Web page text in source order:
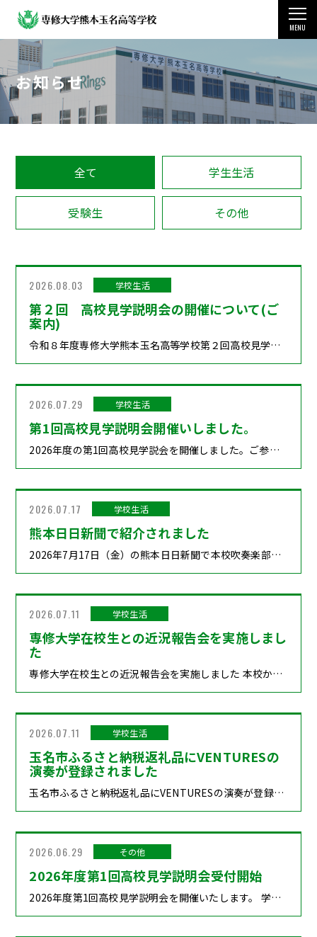
MENU
TOP
学校案内
教育・学科・コース
学生生活
受験をお考えの方
その他の情報
お知らせ
全て 学生生活
受験生 その他
2026.08.03 学校生活
第２回 高校見学説明会の開催について(ご
案内)
令和８年度専修大学熊本玉名高等学校第２回高校見学説明会（オープンスクール）の開催について(ご案内) 拝啓時下ますますご清祥のこととお喜び申し上げます。かねてより本校の生徒募集につきましては、格別のご高配を賜り、厚くお礼申し上げます。 さて、高校見学説明会を下記の要領で実施いたします。本校をより深く理解していただくために様々な体験コースを準備いたしました。貴校生徒及び保護者の皆様にご参加いただきますよう、ご紹介よろしくお願い申し上げます。 敬具 １.目的各中学校の進路指導および生徒・保護者への適切な進路選択の寄与を目的とする。２.参加対象者中学生（１・２・３年）および保護者・中学校教職員３.日時令和８年９月５日(土)９時３０分～１２時３０分９：００～受付９：３０～１０：２０学校長挨拶【生徒】各学科説明【保護者】保護者対象学校概要説明１０：３０～１２：３０【生徒】授業体験・部活動体験【保護者】入試問題個別説明・個別進学相談＊施設見学のあと解散となります。部活動体験の進捗状況により、終了時刻が異なります。 ４.授業体験・部活動体験（授業体験・部活動体験の中からひとつ）【生徒】授業体験（①～④）①授業体験国語・数学・英語②授業体験商業（国際ビジネス科）③体験授業情報④生徒会によるスクールツアー 【生徒】部活動体験（Ａ～Ｌ）※諸事情により変更になる場合があります。Ａ野球ＢサッカーＣ男子バスケットＤ女子バスケットＥバドミントンＦ柔道Ｇ剣道Ｈ陸上(男子長距離・駅伝)ＩテニスＪラグビーＫダンス&チアリーディングＬ吹奏楽 ※野球の部活動体験に参加される中学生には、お手数ですが同封した同意書を配付・回収の上、貴中学校で保管して下さい。２名以上の場合はお手数ですが同意書をコピーしてお使い下さい。 【保護者・引率者】入試問題個別説明、個別進学相談会場：多目的室時間：１０：３０～１２：３０５.その他（１）生徒の皆さんは制服でご来校ください。はじめに各学科説明をそれぞれの会場で行います（２）筆記用具・うわばき・水筒（のみもの）を持参してください。（３）体育部活動体験を希望する方は、ユニホームまたは体育服・シューズ・用具をご用意ください。女子更衣室は図書館2階「ミーティングルーム」です。（４）部活動体験（Ａ～Ｌ）を希望する方は、８月２９日（金）迄にお申し込みください。（保険加入のため）それ以降の申し込みは、見学での参加です。（５）5体験学習の内容は、当日若干、変更になる場合があります。（６）当日は公共交通機関をご利用ください。 申込はオープンスクールのページでhttp://www.senshu.ac.jp/openschool
2026.07.29 学校生活
第1回高校見学説明会開催いしました。
2026年度の第1回高校見学説会を開催しました。ご参加いただいた皆様ありがとうございました。 参加いただいたみなさんも笑顔で過ごしていただけていました。 第2回オープンスクールは9月5日（土）です第1回とは違った体験学習もご用意の予定です 皆さん是非ご参加ください。
2026.07.17 学校生活
熊本日日新聞で紹介されました
2026年7月17日（金）の熊本日日新聞で本校吹奏楽部「Ventures」の演奏が、玉名市の「ふるさと納税返礼品」として加えられたことが紹介されました。 地域の皆さんとともに、玉名市を盛り上げていく一助になる事を願います。
2026.07.11 学校生活
専修大学在校生との近況報告会を実施しまし
た
専修大学在校生との近況報告会を実施しました 本校から専修大学へ進学した卒業生と、 専修大学において近況報告会を実施しました。 当日は、大学での学びや学生生活、将来の目標などについて 一人ひとりから話を聞くことができました。 高校時代よりも一段と成長した姿や、 新たな目標に向かって前向きに挑戦する様子に、大変頼もしさを感じました。 また、卒業後も母校とのつながりを大切にしながら、 近況を報告してくれることを嬉しく思います。 こうした交流は、本校で学ぶ在校生にとっても、 進路を考える上で大きな励みとなります。 本校では、専修大学との高大連携を生かし、 生徒一人ひとりの夢や目標の実現に向けた支援をこれからも充実させてまいります。 卒業生の皆さんの今後ますますの活躍を心より期待しています。
2026.07.11 学校生活
玉名市ふるさと納税返礼品にVENTURESの
演奏が登録されました
玉名市ふるさと納税返礼品にVENTURESの演奏が登録されました このたび、玉名市のふるさと納税返礼品として、 本校吹奏楽部・マーチングバンド「VENTURES」の 出張コンサートや定期演奏会観覧券が登録されました。 本企画のコンセプトは、「高校生の音楽で玉名を笑顔にする」ことです。 玉名市が掲げる「音楽の都たまな」の魅力を、 本校VENTURESの演奏を通して発信し、 地域の皆様に元気と笑顔を届けたいという思いから、 この取り組みが始まりました。 VENTURESは、これまで多くの地域の皆様に支えられながら活動を続けてきました。 今回のふるさと納税返礼品への登録は、単なる返礼品の紹介ではなく、 地域に育てていただいた高校生が、 今度は音楽の力で玉名市を元気にしていく新たな挑戦です。 2026年、本校は高校創立60周年を迎えます。 この節目の年に、玉名市、地域の皆様、関係企業の皆様のお力添えにより、 生徒たちの活動を地域活性化につなげる機会をいただけましたことに、 心より感謝申し上げます。 これからも専修大学熊本玉名高等学校は、「玉名から世界へ」、 そして「音楽で地域に笑顔を」を合言葉に、 生徒たちの若い力で玉名市の魅力を発信してまいります。
2026.06.29 その他
2026年度第1回高校見学説明会受付開始
2026年度第1回高校見学説明会を開催いたします。 学校の紹介・学校概要、体験学習、部活動体験など、 専大熊本の雰囲気を体感いただけるプラグラムを ご用意いたしました。 みなさま是非ご参加ください。開催日2026年7月28日（火）日程9:00～受付開始9:30～10:20開会学校長挨拶【生徒】学校概要説明各学科概要説明【保護者】学校概要説明専修大学説明KCS福岡情報専門学校説明医療事務説明10:30～12:30【生徒】学習体験・部活動体験・スクールツアー（いずれか選択）【保護者】個別相談会（任意）閉会申込方法本校HPトップ画面上段「受験をお考えの方」→「高校説明会日程・オープンスクール」「高校説明会日程・オープンスクール」ページのページ内中段「高校見学説明会参加申し込みフォーム」または以下のアドレスからプラスシードhttps://seed.software/public/senshu/72b359055c「プラスシード」の登録がない方（初めての方）は「新規登録」から進み、「プラスシード」マイページ登録を行ってください。※「マイページ登録」は、プラスシードのアカウント登録です。※登録すると、以後本校の各種申し込みがスムーズになります。※登録時のメールアドレスは、保護者の方も利用可能なアドレスで登録されることをお勧めします。（web出願時に利用します。）